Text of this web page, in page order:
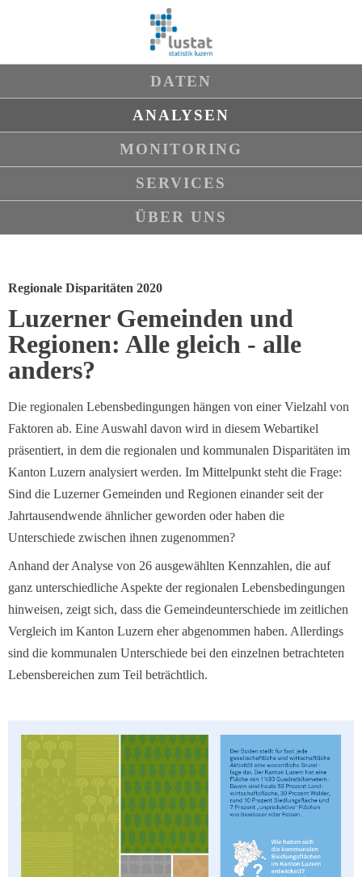
DATEN
ANALYSEN
MONITORING
SERVICES
ÜBER UNS
Regionale Disparitäten 2020
Luzerner Gemeinden und
Regionen: Alle gleich - alle
anders?
Die regionalen Lebensbedingungen hängen von einer Vielzahl von
Faktoren ab. Eine Auswahl davon wird in diesem Webartikel
präsentiert, in dem die regionalen und kommunalen Disparitäten im
Kanton Luzern analysiert werden. Im Mittelpunkt steht die Frage:
Sind die Luzerner Gemeinden und Regionen einander seit der
Jahrtausendwende ähnlicher geworden oder haben die
Unterschiede zwischen ihnen zugenommen?
Anhand der Analyse von 26 ausgewählten Kennzahlen, die auf
ganz unterschiedliche Aspekte der regionalen Lebensbedingungen
hinweisen, zeigt sich, dass die Gemeindeunterschiede im zeitlichen
Vergleich im Kanton Luzern eher abgenommen haben. Allerdings
sind die kommunalen Unterschiede bei den einzelnen betrachteten
Lebensbereichen zum Teil beträchtlich.